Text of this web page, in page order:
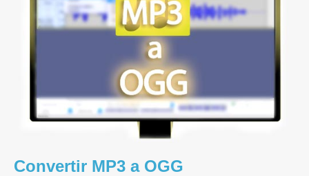
Convertir MP3 a OGG